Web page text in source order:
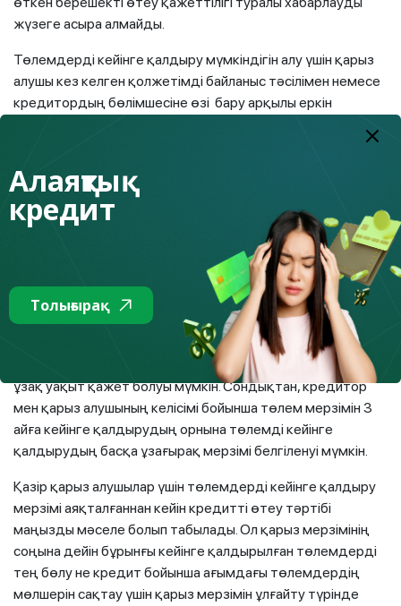
жүзеге асыра алмайды.
Төлемдерді кейінге қалдыру мүмкіндігін алу үшін қарыз
алушы кез келген қолжетімді байланыс тәсілімен немесе
кредитордың бөлімшесіне өзі бару арқылы еркін
қалдыру үшін қолданылған өте икемді тәртіп.
Александр Терентьев өтініш 3 ай ішінде, яғни
ағымдағы жылғы 5 сәуірге дейін берілуі мүмкін екенін
Тәртіпсіздіктер кезінде ең көп зардап шеккен қарыз
алушылар үшін өз бизнесін толық қалпына келтіру үшін
ұзақ уақыт қажет болуы мүмкін. Сондықтан, кредитор
мен қарыз алушының келісімі бойынша төлем мерзімін 3
айға кейінге қалдырудың орнына төлемді кейінге
қалдырудың басқа ұзағырақ мерзімі белгіленуі мүмкін.
Қазір қарыз алушылар үшін төлемдерді кейінге қалдыру
мерзімі аяқталғаннан кейін кредитті өтеу тәртібі
маңызды мәселе болып табылады. Ол қарыз мерзімінің
соңына дейін бұрынғы кейінге қалдырылған төлемдерді
тең бөлу не кредит бойынша ағымдағы төлемдердің
мөлшерін сақтау үшін қарыз мерзімін ұлғайту түрінде
Алаяқтық
кредит
Толығырақ